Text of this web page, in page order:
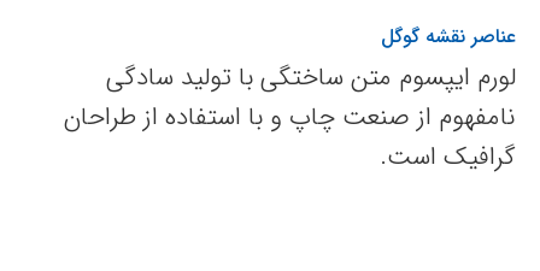
عناصر نقشه گوگل
لورم ایپسوم متن ساختگی با تولید سادگی
نامفهوم از صنعت چاپ و با استفاده از طراحان
گرافیک است.